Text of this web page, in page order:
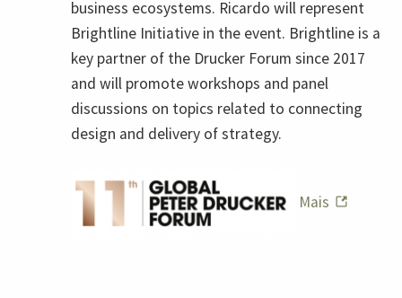
business ecosystems. Ricardo will represent
Brightline Initiative in the event. Brightline is a
key partner of the Drucker Forum since 2017
and will promote workshops and panel
discussions on topics related to connecting
design and delivery of strategy.
Mais